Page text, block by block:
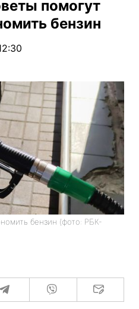
помогут
бензин
бензин (фото: РБК-